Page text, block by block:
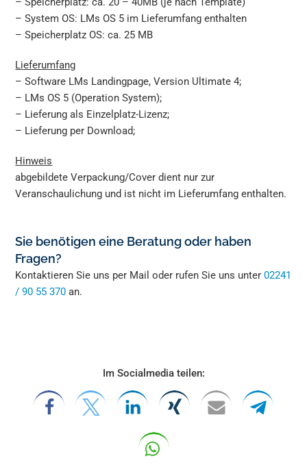
– System OS: LMs OS 5 im Lieferumfang enthalten
– Speicherplatz OS: ca. 25 MB
Lieferumfang
– Software LMs Landingpage, Version Ultimate 4;
– LMs OS 5 (Operation System);
– Lieferung als Einzelplatz-Lizenz;
– Lieferung per Download;
Hinweis
abgebildete Verpackung/Cover dient nur zur
Veranschaulichung und ist nicht im Lieferumfang enthalten.
Sie benötigen eine Beratung oder haben
Fragen?
Kontaktieren Sie uns per Mail oder rufen Sie uns unter02241
/ 90 55 370 an.
Im Socialmedia teilen: